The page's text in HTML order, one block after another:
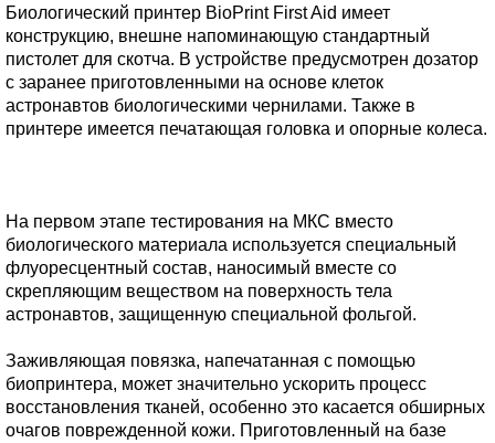
Биологический принтер BioPrint First Aid имеет
конструкцию, внешне напоминающую стандартный
пистолет для скотча. В устройстве предусмотрен дозатор
с заранее приготовленными на основе клеток
астронавтов биологическими чернилами. Также в
принтере имеется печатающая головка и опорные колеса.
На первом этапе тестирования на МКС вместо
биологического материала используется специальный
флуоресцентный состав, наносимый вместе со
скрепляющим веществом на поверхность тела
астронавтов, защищенную специальной фольгой.
Заживляющая повязка, напечатанная с помощью
биопринтера, может значительно ускорить процесс
восстановления тканей, особенно это касается обширных
очагов поврежденной кожи. Приготовленный на базе